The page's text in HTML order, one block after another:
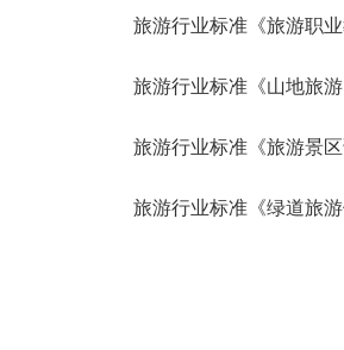
旅游行业标准 《旅游职
旅游行业标准 《山地旅
旅游行业标准 《旅游景
旅游行业标准 《绿道旅